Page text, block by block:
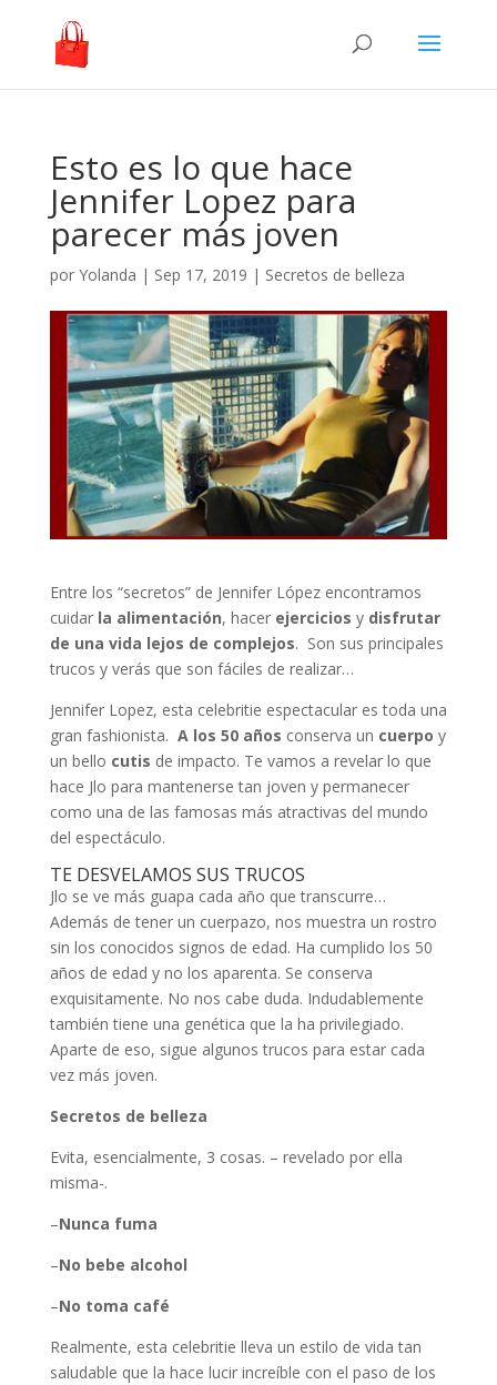
Esto es lo que hace
Jennifer Lopez para
parecer más joven
por Yolanda | Sep 17, 2019 | Secretos de belleza
Entre los “secretos” de Jennifer López encontramos
cuidarla alimentación, hacer ejercicios y disfrutar
de una vida lejos de complejos. Son sus principales
trucos y verás que son fáciles de realizar…
Jennifer Lopez, esta celebritie espectacular es toda una
gran fashionista. A los 50 años conserva un cuerpo y
un bello cutis de impacto. Te vamos a revelar lo que
hace Jlo para mantenerse tan joven y permanecer
como una de las famosas más atractivas del mundo
del espectáculo.
TE DESVELAMOS SUS TRUCOS
Jlo se ve más guapa cada año que transcurre…
Además de tener un cuerpazo, nos muestra un rostro
sin los conocidos signos de edad. Ha cumplido los 50
años de edad y no los aparenta. Se conserva
exquisitamente. No nos cabe duda. Indudablemente
también tiene una genética que la ha privilegiado.
Aparte de eso, sigue algunos trucos para estar cada
vez más joven.
Secretos de belleza
Evita, esencialmente, 3 cosas. – revelado por ella
misma-.
–Nunca fuma
–No bebe alcohol
–No toma café
Realmente, esta celebritie lleva un estilo de vida tan
saludable que la hace lucir increíble con el paso de los